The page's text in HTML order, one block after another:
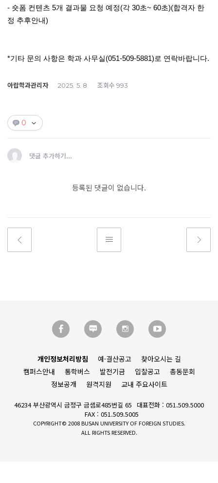
- 숏폼 컨텐츠 5개 결과물 요청 예정(각 30초~ 60초)(합격자 한
정 추후안내)
*기타 문의 사항은 학과 사무실(051-509-5881)로 연락바랍니다.
아랍학과관리자 2025. 5. 8 조회수 993
0
댓글 추가하기...
등록된 댓글이 없습니다.
개인정보처리방침 예·결산공고
찾아오시는 길
캠퍼스안내
통학버스 발전기금 입찰공고
총동문회
정보공개
원격지원 교내 주요사이트
46234 부산광역시 금정구 금샘로485번길 65
대표전화 : 051.509.5000
FAX : 051.509.5005
COPYRIGHT© 2008 BUSAN UNIVERSITY OF FOREIGN STUDIES.
ALL RIGHTS RESERVED.